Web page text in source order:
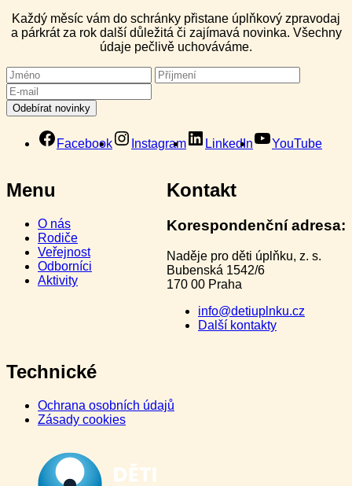
Každý měsíc vám do schránky přistane úplňkový zpravodaj
a párkrát za rok další důležitá či zajímavá novinka. Všechny
údaje pečlivě uchováváme.
Facebook Instagram LinkedIn YouTube
Menu
O nás
Rodiče
Veřejnost
Odborníci
Aktivity
Kontakt
Korespondenční adresa:
Naděje pro děti úplňku, z. s.
Bubenská 1542/6
170 00 Praha
info@detiuplnku.cz
Další kontakty
Technické
Ochrana osobních údajů
Zásady cookies